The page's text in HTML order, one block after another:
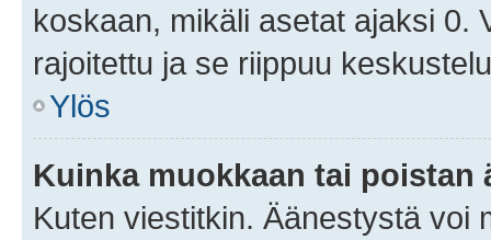
koskaan, mikäli asetat ajaksi 0.
rajoitettu ja se riippuu
Ylös
Kuinka muokkaan tai poistan
Kuten viestitkin. Äänestystä voi